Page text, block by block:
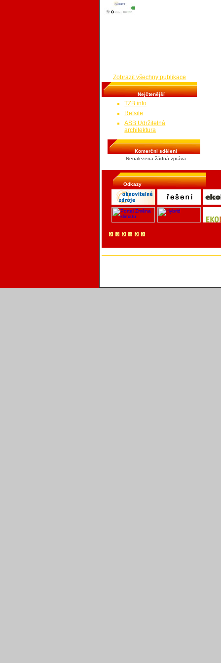
Zobrazit všechny publikace
Nejčtenější
TZB info
Refsite
ASB Udržitelná
architektura
Komerční sdělení
Nenalezena žádná zpráva
Odkazy